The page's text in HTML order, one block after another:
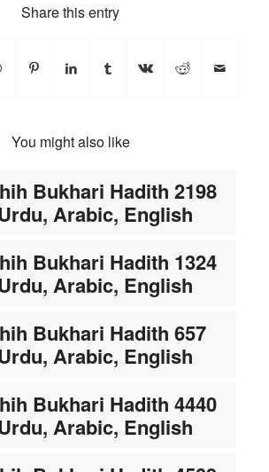
Share this entry
You might also like
Bukhari Hadith 2198
Arabic, English
Bukhari Hadith 1324
Arabic, English
Bukhari Hadith 657
Arabic, English
Bukhari Hadith 4440
Arabic, English